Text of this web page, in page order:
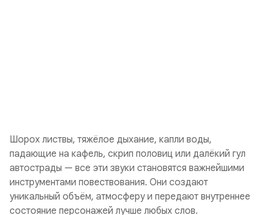
Шорох листвы, тяжёлое дыхание, капли воды,
падающие на кафель, скрип половиц или далёкий гул
автострады — все эти звуки становятся важнейшими
инструментами повествования. Они создают
уникальный объём, атмосферу и передают внутреннее
состояние персонажей лучше любых слов.